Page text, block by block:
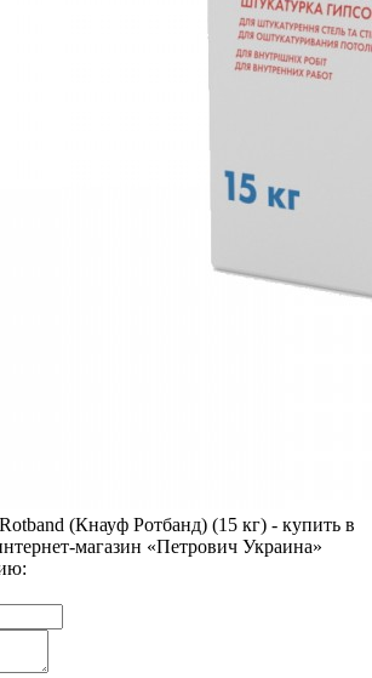
(Кнауф Ротбанд) (15 кг) - купить в
магазин «Петрович Украина»